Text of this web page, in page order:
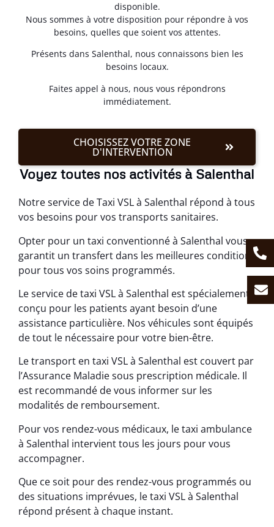
disponible.
Nous sommes à votre disposition pour répondre à vos
besoins, quelles que soient vos attentes.
Présents dans Salenthal, nous connaissons bien les
besoins locaux.
Faites appel à nous, nous vous répondrons
immédiatement.
CHOISISSEZ VOTRE ZONE
D'INTERVENTION
Voyez toutes nos activités à Salenthal
Notre service de Taxi VSL à Salenthal répond à tous
vos besoins pour vos transports sanitaires.
Opter pour un taxi conventionné à Salenthal vous
garantit un transfert dans les meilleures conditions
pour tous vos soins programmés.
Le service de taxi VSL à Salenthal est spécialement
conçu pour les patients ayant besoin d’une
assistance particulière. Nos véhicules sont équipés
de tout le nécessaire pour votre bien-être.
Le transport en taxi VSL à Salenthal est couvert par
l’Assurance Maladie sous prescription médicale. Il
est recommandé de vous informer sur les
modalités de remboursement.
Pour vos rendez-vous médicaux, le taxi ambulance
à Salenthal intervient tous les jours pour vous
accompagner.
Que ce soit pour des rendez-vous programmés ou
des situations imprévues, le taxi VSL à Salenthal
répond présent à chaque instant.